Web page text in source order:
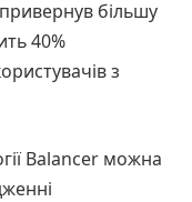
більшу
40%
з
Balancer можна